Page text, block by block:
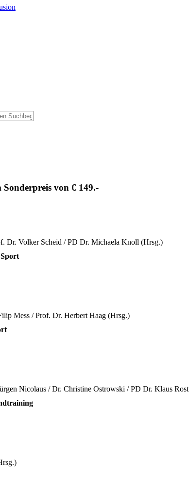
von € 149.-
Dr. Volker Scheid / PD Dr. Michaela Knoll (Hrsg.)
Mess / Prof. Dr. Herbert Haag (Hrsg.)
Nicolaus / Dr. Christine Ostrowski / PD Dr. Klaus Rost